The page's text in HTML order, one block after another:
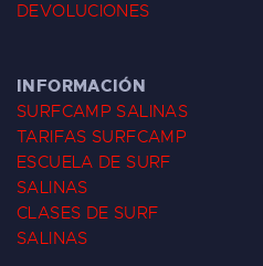
DEVOLUCIONES
INFORMACIÓN
SURFCAMP SALINAS
TARIFAS SURFCAMP
ESCUELA DE SURF
SALINAS
CLASES DE SURF
SALINAS